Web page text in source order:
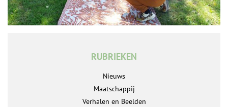
RUBRIEKEN
Nieuws
Maatschappij
Verhalen en Beelden